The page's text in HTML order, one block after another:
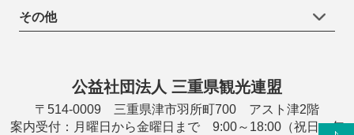
その他
公益社団法人 三重県観光連盟
〒514-0009 三重県津市羽所町700 アスト津2階
案内受付：月曜日から金曜日まで 9:00～18:00（祝日・年